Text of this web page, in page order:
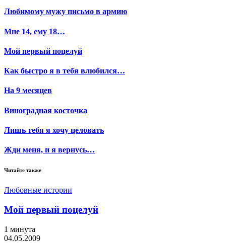
Любимому мужу письмо в армию
Мне 14, ему 18…
Мой первый поцелуй
Как быстро я в тебя влюбился…
На 9 месяцев
Виноградная косточка
Лишь тебя я хочу целовать
Жди меня, и я вернусь…
Читайте также
Любовные истории
Мой первый поцелуй
1 минута
04.05.2009